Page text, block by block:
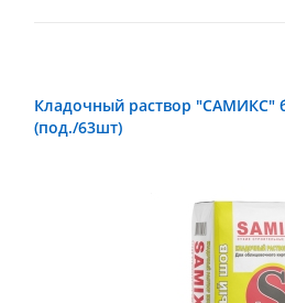
Кладочный раствор "САМИКС"
(под./63шт)